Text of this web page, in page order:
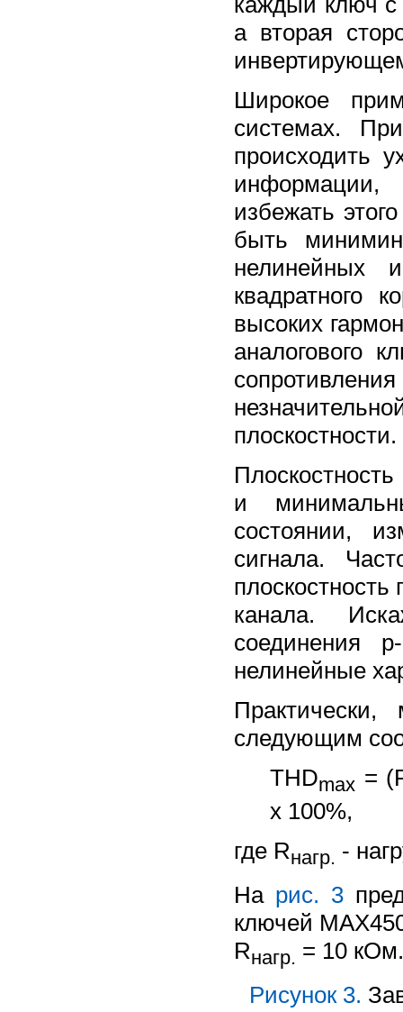
а вторая
Широкое
системах.
происходить
избежать
быть
нелинейных
квадратного
высоких
аналогового
плоскостности.
и
состоянии,
сигнала.
канала.
соединения
нелинейные
следующим
THDmax =
x 100%,
где Rнагр. -
На рис. 3
ключей
Rнагр. = 10 кОм.
Рисунок 3.